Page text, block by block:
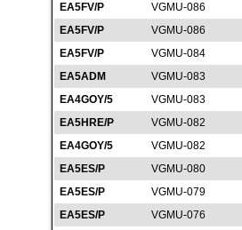
EA5FV/P
VGMU-086
EA5FV/P
VGMU-086
EA5FV/P
VGMU-084
EA5ADM
VGMU-083
EA4GOY/5
VGMU-083
EA5HRE/P
VGMU-082
EA4GOY/5
VGMU-082
EA5ES/P
VGMU-080
EA5ES/P
VGMU-079
EA5ES/P
VGMU-076